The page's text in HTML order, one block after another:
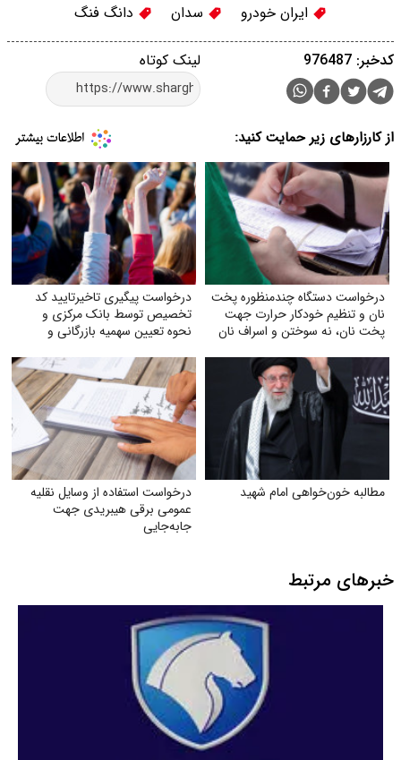
ایران خودرو سدان دانگ فنگ
لینک کوتاه کدخبر: 976487
از کارزارهای زیر حمایت کنید:
درخواست دستگاه چندمنظوره پخت
نان و تنظیم خودکار حرارت جهت
پخت نان، نه سوختن و اسراف نان
درخواست پیگیری تاخیرتایید کد
تخصیص توسط بانک مرکزی و
نحوه تعیین سهمیه بازرگانی و
مطالبه خون‌خواهی امام شهید
درخواست استفاده از وسایل نقلیه
عمومی برقی هیبریدی جهت
جابه‌جایی
خبرهای مرتبط